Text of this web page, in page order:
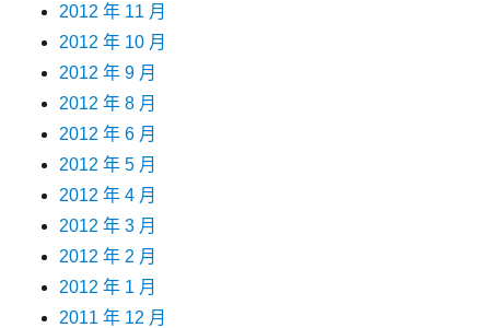
2012 年 11 月
2012 年 10 月
2012 年 9 月
2012 年 8 月
2012 年 6 月
2012 年 5 月
2012 年 4 月
2012 年 3 月
2012 年 2 月
2012 年 1 月
2011 年 12 月